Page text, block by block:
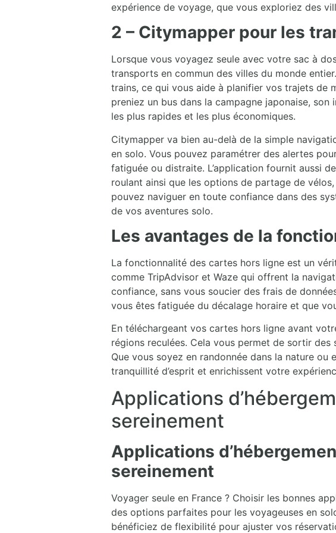
expérience de voyage, que vous exploriez des
2 – Citymapper pour les
Lorsque vous voyagez seule avec votre sac à
transports en commun des villes du monde
trains, ce qui vous aide à planifier vos trajets de
preniez un bus dans la campagne japonaise,
les plus rapides et les plus économiques.
Citymapper va bien au-delà de la simple
en solo. Vous pouvez paramétrer des alertes
fatiguée ou distraite. L’application fournit aussi
roulant ainsi que les options de partage de
pouvez naviguer en toute confiance dans des
de vos aventures solo.
Les avantages de la
La fonctionnalité des cartes hors ligne est un
comme TripAdvisor et Waze qui offrent la
confiance, sans vous soucier des frais de
vous êtes fatiguée du décalage horaire et que
En téléchargeant vos cartes hors ligne avant
régions reculées. Cela vous permet de sortir
Que vous soyez en randonnée dans la nature
tranquillité d’esprit et enrichissent votre
Applications
sereinement
Applications
sereinement
Voyager seule en France ? Choisir les bonnes
des options parfaites pour les voyageuses en
bénéficiez de flexibilité pour ajuster vos